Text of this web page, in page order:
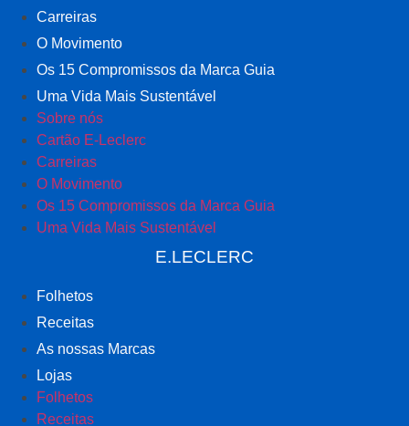
Carreiras
O Movimento
Os 15 Compromissos da Marca Guia
Uma Vida Mais Sustentável
Sobre nós
Cartão E-Leclerc
Carreiras
O Movimento
Os 15 Compromissos da Marca Guia
Uma Vida Mais Sustentável
E.LECLERC
Folhetos
Receitas
As nossas Marcas
Lojas
Folhetos
Receitas